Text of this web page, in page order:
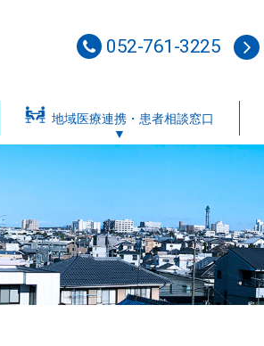
052-761-3225
地域医療連携・患者相談窓口